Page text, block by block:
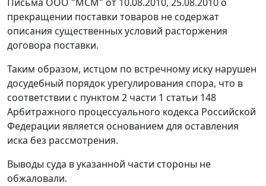
Письма ООО "МСМ" от 10.08.2010, 25.08.2010 о
прекращении поставки товаров не содержат
описания существенных условий расторжения
договора поставки.
Таким образом, истцом по встречному иску нарушен
досудебный порядок урегулирования спора, что в
соответствии с пунктом 2 части 1 статьи 148
Арбитражного процессуального кодекса Российской
Федерации является основанием для оставления
иска без рассмотрения.
Выводы суда в указанной части стороны не
обжаловали.